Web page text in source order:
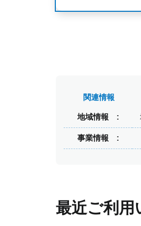
関連情報
地域情報
事業情報
最近ご利用